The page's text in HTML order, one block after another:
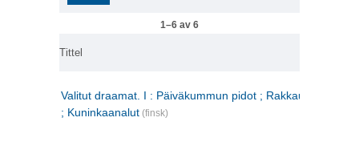
1–6 av 6
Tittel
Valitut draamat. I : Päiväkummun pidot ; Rakkauden
; Kuninkaanalut (finsk)